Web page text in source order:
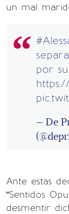
un mal
por
— De
Ante estas
“Sentidos
desmentir